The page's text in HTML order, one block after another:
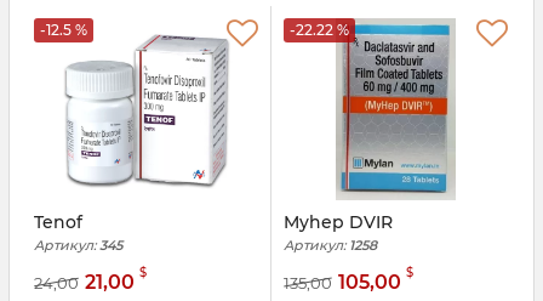
-12.5 %
Tenof
Артикул: 345
24,00 21,00 $
-22.22 %
Myhep DVIR
Артикул: 1258
135,00 105,00 $